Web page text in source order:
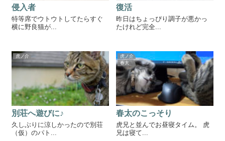
侵入者
特等席でウトウトしてたらすぐ
横に野良猫が...
復活
昨日はちょっぴり調子が悪かっ
たけれど完全...
虎ノ介
別荘へ遊びに♪
久しぶりに涼しかったので別荘
（仮）のパト...
虎ノ介
春太
春太のこっそり
虎兄と並んでお昼寝タイム。 虎
兄は寝て...